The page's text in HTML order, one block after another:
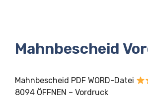
Mahnbescheid
Mahnbescheid PDF WORD-Datei
8094 ÖFFNEN – Vordruck